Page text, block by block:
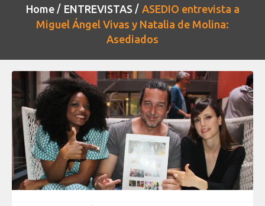
Home ENTREVISTAS
ASEDIO entrevista a
Miguel Ángel Vivas y Natalia de Molina:
Asediados